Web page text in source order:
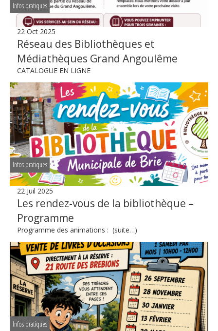
Infos pratiques
22 Oct 2025
Réseau des Bibliothèques et
Médiathèques Grand Angoulême
CATALOGUE EN LIGNE
Infos pratiques
22 Juil 2025
Les rendez-vous de la bibliothèque –
Programme
Programme des animations : (suite…)
Infos pratiques